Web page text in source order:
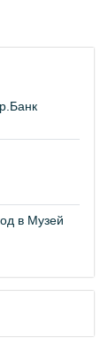
в Музей